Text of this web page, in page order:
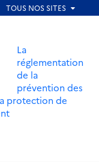
La
réglementation
de la
prévention des
protection de